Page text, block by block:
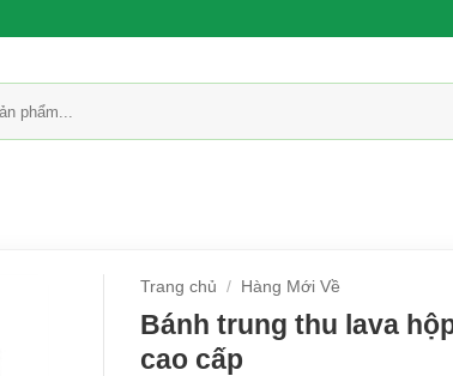
Trang chủ / Hàng Mới Về
Bánh trung thu lava
cao cấp